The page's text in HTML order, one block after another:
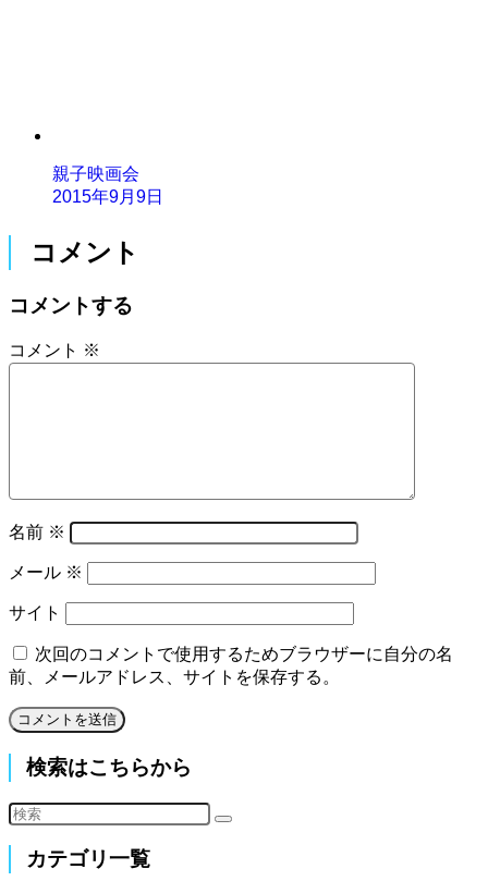
親子映画会
2015年9月9日
コメント
コメントする
コメント ※
名前 ※
メール ※
サイト
次回のコメントで使用するためブラウザーに自分の名
前、メールアドレス、サイトを保存する。
検索はこちらから
カテゴリ一覧